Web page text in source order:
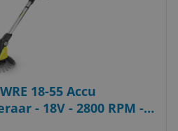
18-55 Accu
- 18V - 2800 RPM -